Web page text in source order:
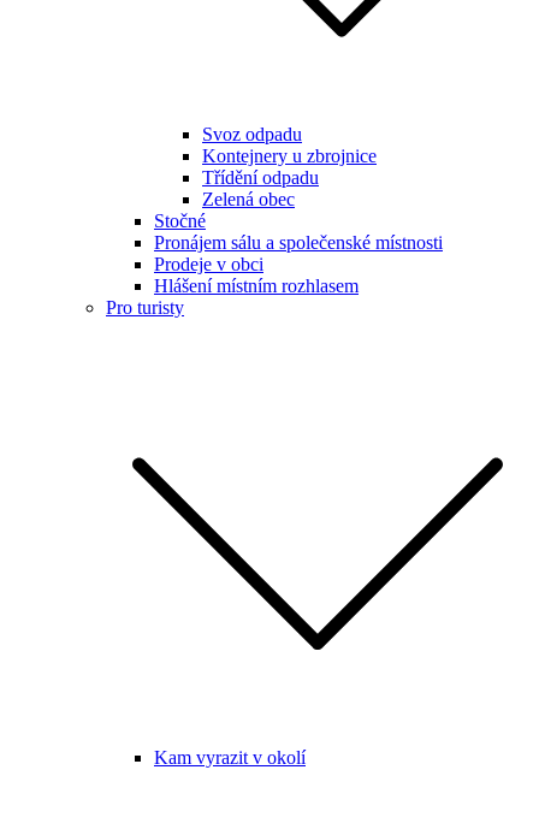
Svoz odpadu
Kontejnery u zbrojnice
Třídění odpadu
Zelená obec
Stočné
Pronájem sálu a společenské místnosti
Prodeje v obci
Hlášení místním rozhlasem
Pro turisty
Kam vyrazit v okolí